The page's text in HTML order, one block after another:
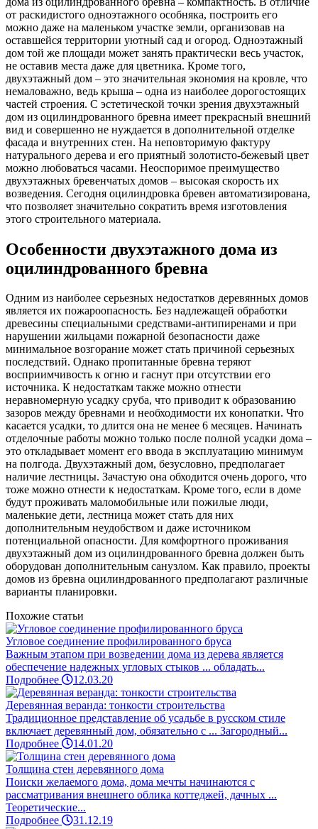
от раскидистого одноэтажного особняка, построить его
можно даже на маленьком участке земли, организовав на
оставшейся территории уютный сад и огород. Одноэтажный
дом той же площади может занять практически весь участок,
не оставив места даже для цветника. Кроме того,
двухэтажный дом – это значительная экономия на кровле, что
немаловажно, ведь крыша – одна из наиболее дорогостоящих
частей строения. С эстетической точки зрения двухэтажный
дом из оцилиндрованного бревна имеет прекрасный внешний
вид и совершенно не нуждается в дополнительной отделке
фасада и внутренних стен. На неповторимую фактуру
натурального дерева и его приятный золотисто-бежевый цвет
можно любоваться часами. Неоспоримое преимущество
двухэтажных бревенчатых домов – высокая скорость их
возведения. Сегодня оцилиндровка бревен автоматизирована,
что позволяет значительно сократить время изготовления
этого строительного материала.
Особенности двухэтажного дома из
оцилиндрованного бревна
Одним из наиболее серьезных недостатков деревянных домов
является их пожароопасность. Без надлежащей обработки
древесины специальными средствами-антипиренами и при
нарушении жильцами пожарной безопасности даже
минимальное возгорание может стать причиной серьезных
последствий. Однако пропитанные бревна теряют
восприимчивость к огню и гаснут при отсутствии его
источника. К недостаткам также можно отнести
неравномерную усадку сруба, что приводит к образованию
зазоров между бревнами и необходимости их конопатки. Что
касается усадки, то длится она не менее 6 месяцев. Начинать
отделочные работы можно только после полной усадки дома –
это откладывает момент его ввода в эксплуатацию минимум
на полгода. Двухэтажный дом, безусловно, предполагает
наличие лестницы. Зачастую она обходится очень дорого, что
тоже можно отнести к недостаткам. Кроме того, если в доме
будут проживать маломобильные или пожилые люди,
маленькие дети, лестница может стать для них
дополнительным неудобством и даже источником
потенциальной опасности. Для комфортного проживания
двухэтажный дом из оцилиндрованного бревна должен быть
оборудован дополнительным санузлом. Как правило, проекты
домов из бревна оцилиндрованного предполагают различные
варианты планировки.
Похожие статьи
Угловое соединение профилированного бруса
Важным этапом при возведении дома из дерева является
обеспечение надежных угловых стыков ... обладать...
Подробнее
12.03.20
Деревянная веранда: тонкости строительства
Традиционное представление об усадьбе в русском стиле
включает деревянный дом, обязательно с ... Загородный...
Подробнее
14.01.20
Толщина стен деревянного дома
Поиски желаемого дома, дома мечты начинаются с
рассматривания внешнего облика коттеджей, дачных ...
Теоретические...
Подробнее
31.12.19